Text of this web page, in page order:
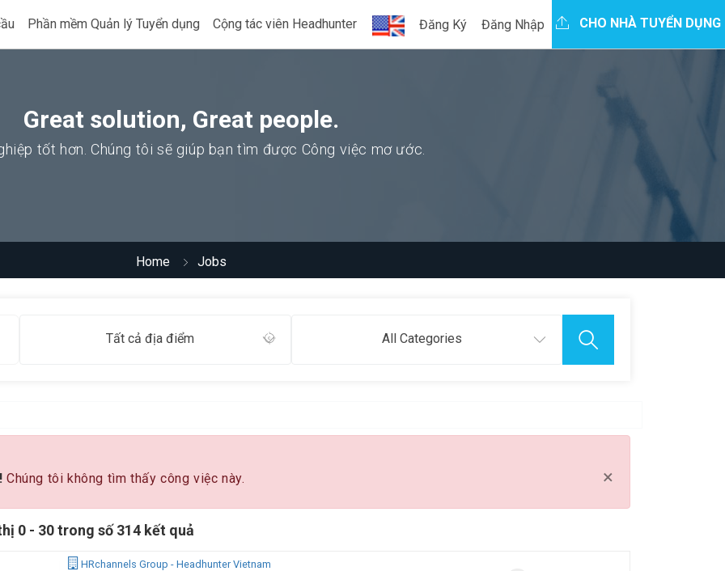
Phần mềm Quản lý Tuyển dụng Cộng tác viên Headhunter Đăng Ký Đăng Nhập CHO NHÀ TUYỂN DỤNG
Great solution, Great people.
tốt hơn. Chúng tôi sẽ giúp bạn tìm được Công việc mơ ước.
Home Jobs
Tất cả địa điểm All Categories
×
Chúng tôi không tìm thấy công việc này.
0 - 30 trong số 314 kết quả
HRchannels Group - Headhunter Vietnam